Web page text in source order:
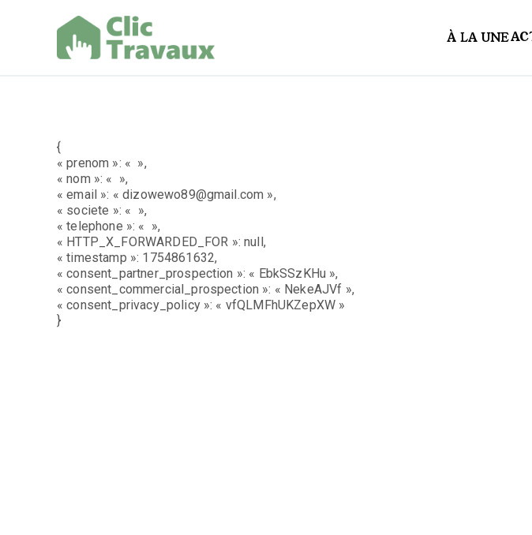
À LA UNE
{
« prenom »: « »,
« nom »: « »,
« email »: « dizowewo89@gmail.com »,
« societe »: « »,
« telephone »: « »,
« HTTP_X_FORWARDED_FOR »: null,
« timestamp »: 1754861632,
« consent_partner_prospection »: « EbkSSzKHu »,
« consent_commercial_prospection »: « NekeAJVf »,
« consent_privacy_policy »: « vfQLMFhUKZepXW »
}